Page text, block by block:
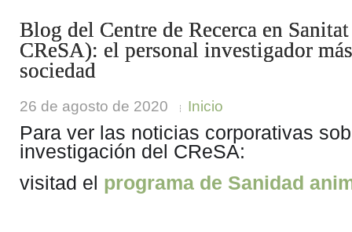
Blog del Centre de Recerca en
CReSA): el personal investigador
sociedad
26 de agosto de 2020 Inicio
Para ver las noticias corporativas
investigación del CReSA:
visitad el programa de Sanidad